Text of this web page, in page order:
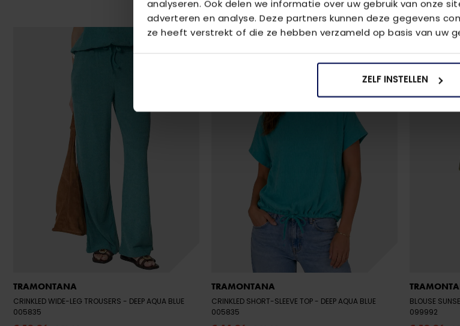
analyseren. Ook delen we informatie over uw gebruik van onze
adverteren en analyse. Deze partners kunnen deze gegevens
ze heeft verstrekt of die ze hebben verzameld op basis van uw
ZELF INSTELLEN
TRAMONTANA
CRINKLED WIDE-LEG TROUSERS - DEEP AQUA BLUE
005835
TRAMONTANA
CRINKLED SHORT-SLEEVE TOP - DEEP AQUA BLUE
005835
BLOUSE
099992